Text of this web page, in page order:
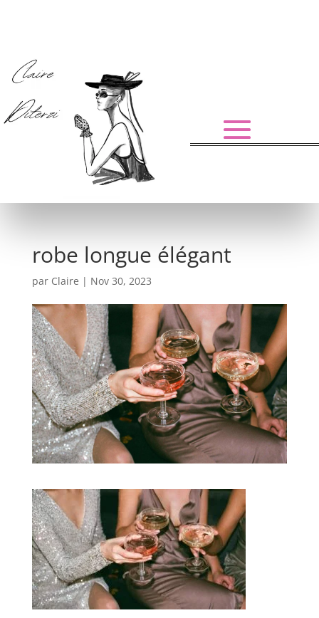
robe longue élégant
par Claire | Nov 30, 2023